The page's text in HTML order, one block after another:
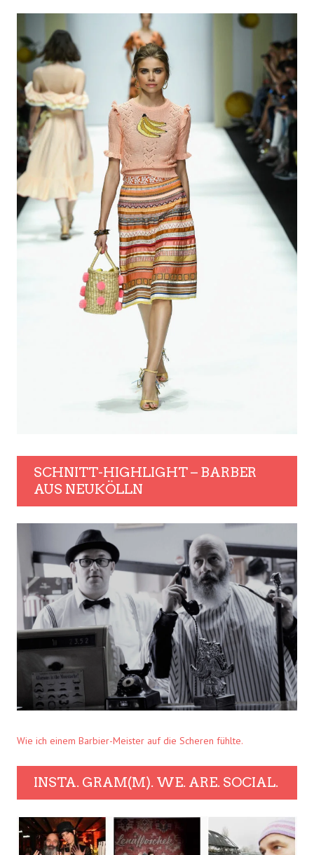
SCHNITT-HIGHLIGHT – BARBER
AUS NEUKÖLLN
Wie ich einem Barbier-Meister auf die Scheren fühlte.
INSTA. GRAM(M). WE. ARE. SOCIAL.